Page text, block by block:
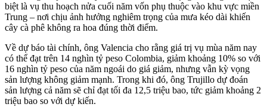
biệt là vụ thu hoạch nửa cuối năm vốn phụ thuộc vào khu vực miền
Trung – nơi chịu ảnh hưởng nghiêm trọng của mưa kéo dài khiến
cây cà phê không ra hoa đúng thời điểm.
Về dự báo tài chính, ông Valencia cho rằng giá trị vụ mùa năm nay
có thể đạt trên 14 nghìn tỷ peso Colombia, giảm khoảng 10% so với
16 nghìn tỷ peso của năm ngoái do giá giảm, nhưng vẫn kỳ vọng
sản lượng không giảm mạnh. Trong khi đó, ông Trujillo dự đoán
sản lượng cả năm sẽ chỉ đạt tối đa 12,5 triệu bao, tức giảm khoảng 2
triệu bao so với dự kiến.